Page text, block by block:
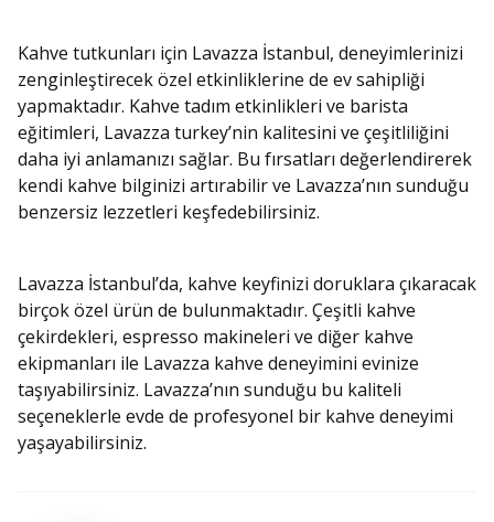
Kahve tutkunları için Lavazza İstanbul, deneyimlerinizi
zenginleştirecek özel etkinliklerine de ev sahipliği
yapmaktadır. Kahve tadım etkinlikleri ve barista
eğitimleri, Lavazza turkey’nin kalitesini ve çeşitliliğini
daha iyi anlamanızı sağlar. Bu fırsatları değerlendirerek
kendi kahve bilginizi artırabilir ve Lavazza’nın sunduğu
benzersiz lezzetleri keşfedebilirsiniz.
Lavazza İstanbul’da, kahve keyfinizi doruklara çıkaracak
birçok özel ürün de bulunmaktadır. Çeşitli kahve
çekirdekleri, espresso makineleri ve diğer kahve
ekipmanları ile Lavazza kahve deneyimini evinize
taşıyabilirsiniz. Lavazza’nın sunduğu bu kaliteli
seçeneklerle evde de profesyonel bir kahve deneyimi
yaşayabilirsiniz.